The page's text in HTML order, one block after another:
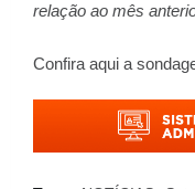
relação ao mês
Confira aqui a